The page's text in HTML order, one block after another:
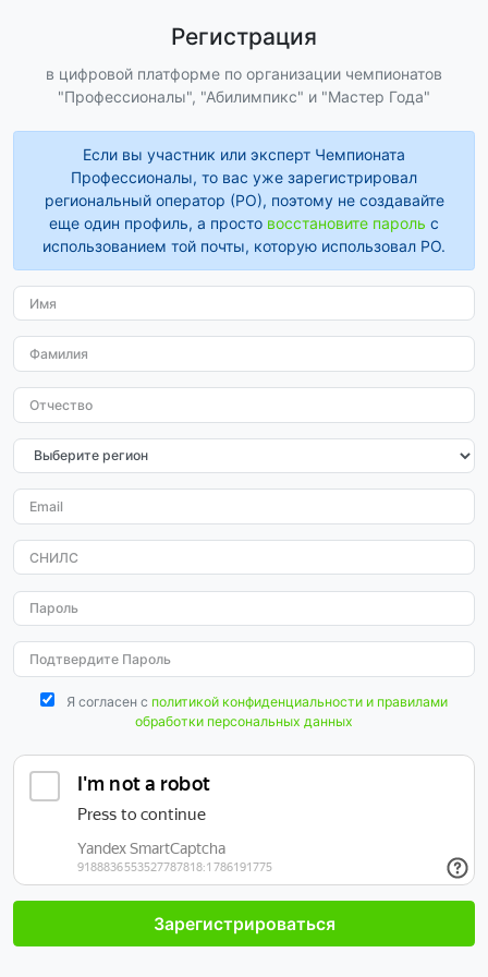
Регистрация
в цифровой платформе по организации чемпионатов
"Профессионалы", "Абилимпикс" и "Мастер Года"
Если вы участник или эксперт Чемпионата
Профессионалы, то вас уже зарегистрировал
региональный оператор (РО), поэтому не создавайте
еще один профиль, а просто восстановите пароль с
использованием той почты, которую использовал РО.
Я согласен с политикой конфиденциальности и правилами
обработки персональных данных
Зарегистрироваться